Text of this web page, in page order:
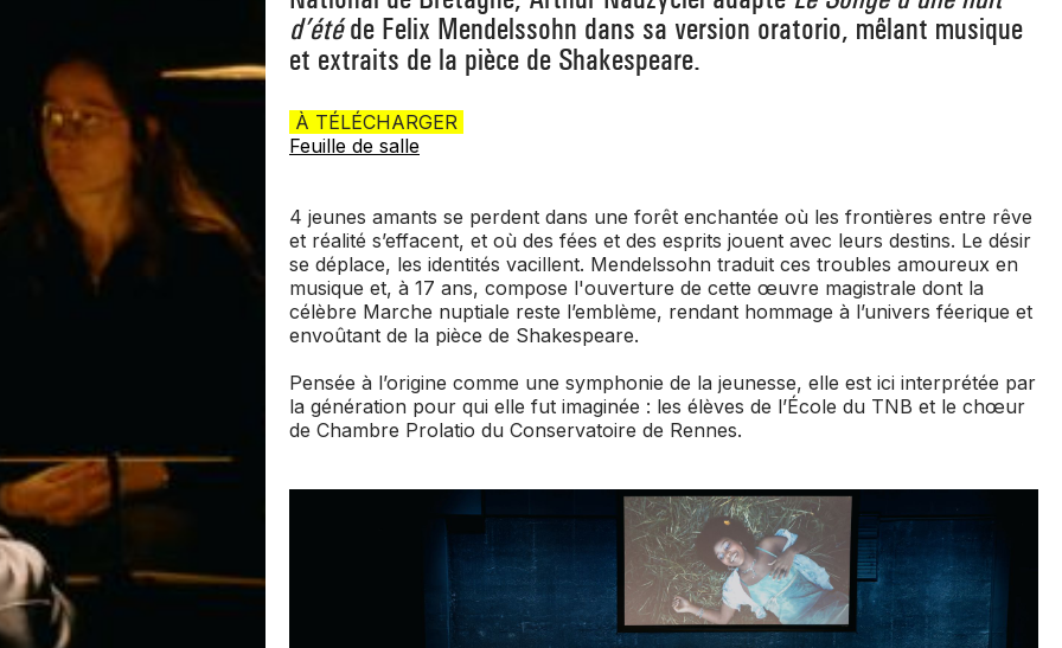
d’étéde Felix Mendelssohn dans sa version oratorio, mêlant musique
et extraits de la pièce de Shakespeare.
À TÉLÉCHARGER
Feuille de salle
4 jeunes amants se perdent dans une forêt enchantée où les frontières entre rêve
et réalité s’effacent, et où des fées et des esprits jouent avec leurs destins. Le désir
se déplace, les identités vacillent. Mendelssohn traduit ces troubles amoureux en
musique et, à 17 ans, compose l'ouverture de cette œuvre magistrale dont la
célèbre Marche nuptiale reste l’emblème, rendant hommage à l’univers féerique et
envoûtant de la pièce de Shakespeare.
Pensée à l’origine comme une symphonie de la jeunesse, elle est ici interprétée par
la génération pour qui elle fut imaginée : les élèves de l’École du TNB et le chœur
de Chambre Prolatio du Conservatoire de Rennes.